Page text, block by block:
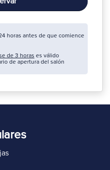
horas antes de que comience
de 3 horas es válido
de apertura del salón